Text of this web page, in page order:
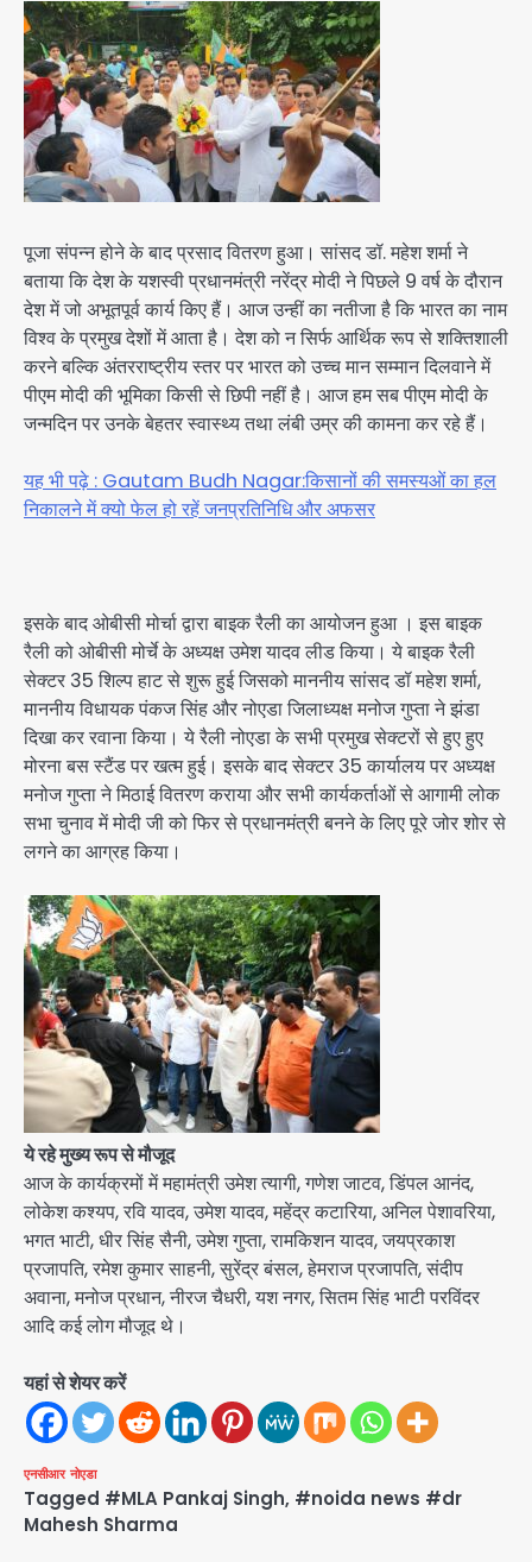
पूजा संपन्न होने के बाद प्रसाद वितरण हुआ। सांसद डॉ. महेश शर्मा ने
बताया कि देश के यशस्वी प्रधानमंत्री नरेंद्र मोदी ने पिछले 9 वर्ष के दौरान
देश में जो अभूतपूर्व कार्य किए हैं। आज उन्हीं का नतीजा है कि भारत का नाम
विश्व के प्रमुख देशों में आता है। देश को न सिर्फ आर्थिक रूप से शक्तिशाली
करने बल्कि अंतरराष्ट्रीय स्तर पर भारत को उच्च मान सम्मान दिलवाने में
पीएम मोदी की भूमिका किसी से छिपी नहीं है। आज हम सब पीएम मोदी के
जन्मदिन पर उनके बेहतर स्वास्थ्य तथा लंबी उम्र की कामना कर रहे हैं।
यह भी पढ़े : Gautam Budh Nagar:किसानों की समस्यओं का हल
निकालने में क्यो फेल हो रहें जनप्रतिनिधि और अफसर
इसके बाद ओबीसी मोर्चा द्वारा बाइक रैली का आयोजन हुआ । इस बाइक
रैली को ओबीसी मोर्चे के अध्यक्ष उमेश यादव लीड किया। ये बाइक रैली
सेक्टर 35 शिल्प हाट से शुरू हुई जिसको माननीय सांसद डॉ महेश शर्मा,
माननीय विधायक पंकज सिंह और नोएडा जिलाध्यक्ष मनोज गुप्ता ने झंडा
दिखा कर रवाना किया। ये रैली नोएडा के सभी प्रमुख सेक्टरों से हुए हुए
मोरना बस स्टैंड पर खत्म हुई। इसके बाद सेक्टर 35 कार्यालय पर अध्यक्ष
मनोज गुप्ता ने मिठाई वितरण कराया और सभी कार्यकर्ताओं से आगामी लोक
सभा चुनाव में मोदी जी को फिर से प्रधानमंत्री बनने के लिए पूरे जोर शोर से
लगने का आग्रह किया।
ये रहे मुख्य रूप से मौजूद
आज के कार्यक्रमों में महामंत्री उमेश त्यागी, गणेश जाटव, डिंपल आनंद,
लोकेश कश्यप, रवि यादव, उमेश यादव, महेंद्र कटारिया, अनिल पेशावरिया,
भगत भाटी, धीर सिंह सैनी, उमेश गुप्ता, रामकिशन यादव, जयप्रकाश
प्रजापति, रमेश कुमार साहनी, सुरेंद्र बंसल, हेमराज प्रजापति, संदीप
अवाना, मनोज प्रधान, नीरज चैधरी, यश नगर, सितम सिंह भाटी परविंदर
आदि कई लोग मौजूद थे।
यहां से शेयर करें
एनसीआर नोएडा
Tagged #MLA Pankaj Singh, #noida news #dr
Mahesh Sharma